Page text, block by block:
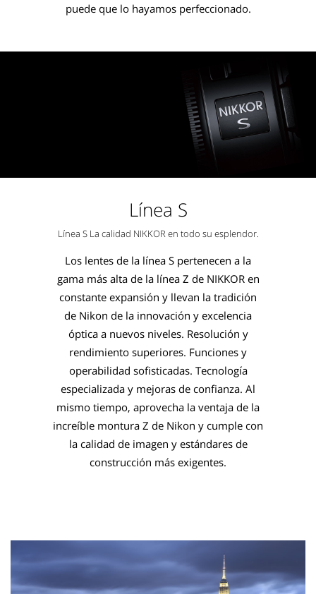
puede que lo hayamos perfeccionado.
Línea S
Línea S La calidad NIKKOR en todo su esplendor.
Los lentes de la línea S pertenecen a la
gama más alta de la línea Z de NIKKOR en
constante expansión y llevan la tradición
de Nikon de la innovación y excelencia
óptica a nuevos niveles. Resolución y
rendimiento superiores. Funciones y
operabilidad sofisticadas. Tecnología
especializada y mejoras de confianza. Al
mismo tiempo, aprovecha la ventaja de la
increíble montura Z de Nikon y cumple con
la calidad de imagen y estándares de
construcción más exigentes.